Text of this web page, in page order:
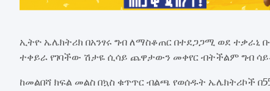
ኢትዮ ኤሌክትሪክ በአንፃሩ ግብ ለማስቆጠር በተደጋጋሚ ወደ ተቃራኒ
ተቀይራ የገባችው ሽታዬ ሲሳይ ጨዋታውን መቀየር ብትችልም ግብ
ከመልበሻ ክፍል መልስ በኳስ ቁጥጥር ብልጫ የወሰዱት ኤሌክትሪኮች